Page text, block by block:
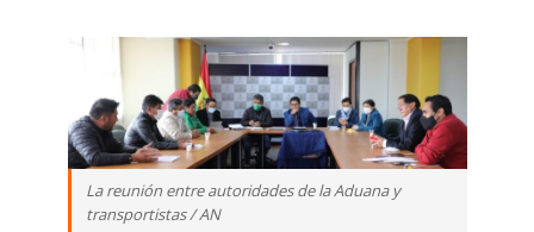
La reunión entre autoridades de la Aduana y
transportistas / AN